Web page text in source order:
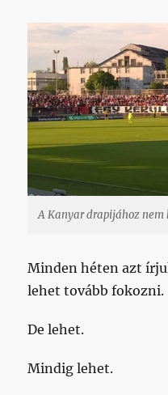
A Kanyar drapijához
Minden héten azt
lehet tovább fokozni.
De lehet.
Mindig lehet.